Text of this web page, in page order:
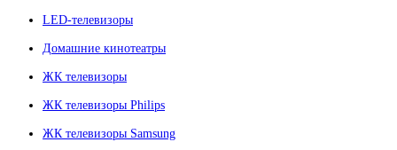
LED-телевизоры
Домашние кинотеатры
ЖК телевизоры
ЖК телевизоры Philips
ЖК телевизоры Samsung